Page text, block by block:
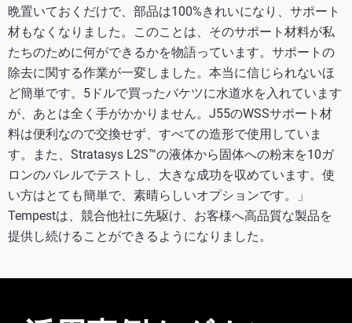
晩置いておくだけで、部品は100%きれいになり、サポート
材もなくなりました。このことは、そのサポート材料が私
たちのために何ができるかを物語っています。サポートの
除去に関する作業が一変しました。本当に信じられないほ
ど簡単です。5ドルで買ったバケツに水道水を入れています
が、あとは全く手がかかりません。J55のWSSサポート材
料は便利なので交換せず、すべての造形で使用していま
す。また、Stratasys L2S™の液体から固体への粉末を10ガ
ロンのバレルでテストし、大きな成功を収めています。使
い方はとても簡単で、素晴らしいオプションです。」
Tempestは、競合他社に先駆け、お客様へ高品質な製品を
提供し続けることができるようになりました。